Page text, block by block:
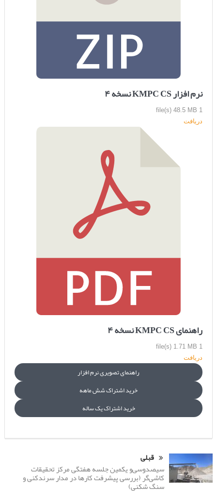
نرم افزار KMPC CS نسخه ۴
1 file(s)
48.5 MB
دریافت
راهنمای KMPC CS نسخه ۴
1 file(s)
1.71 MB
دریافت
راهنمای تصویری نرم افزار
خرید اشتراک شش ماهه
خرید اشتراک یک ساله
قبلی
سیصدوسی‌و یکمین جلسه هفتگی مرکز تحقیقات
کاشی‌گر (بررسی پیشرفت کارها در مدار سرندکنی و
سنگ شکنی)